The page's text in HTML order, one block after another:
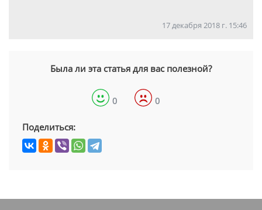
17 декабря 2018 г. 15:46
Была ли эта статья для вас полезной?
0 0
Поделиться: